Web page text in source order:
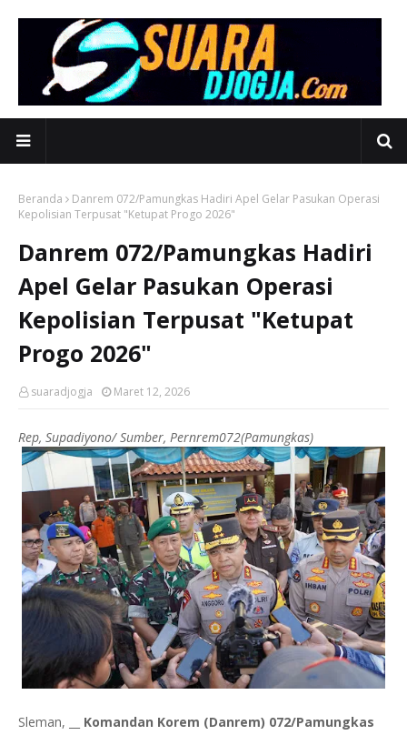
Beranda
Danrem 072/Pamungkas Hadiri Apel Gelar Pasukan Operasi
Kepolisian Terpusat "Ketupat Progo 2026"
Danrem 072/Pamungkas Hadiri
Apel Gelar Pasukan Operasi
Kepolisian Terpusat "Ketupat
Progo 2026"
suaradjogja Maret 12, 2026
Rep, Supadiyono/ Sumber, Pernrem072(Pamungkas)
Sleman, __ Komandan Korem (Danrem) 072/Pamungkas